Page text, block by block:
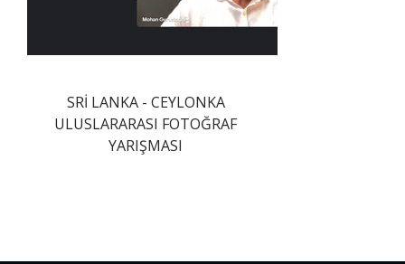
SRİ LANKA - CEYLONKA
ULUSLARARASI FOTOĞRAF
YARIŞMASI